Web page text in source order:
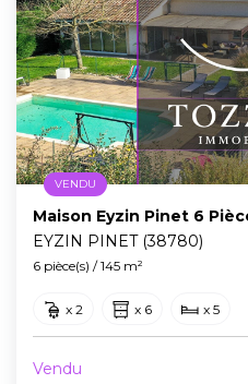
VENDU
EYZIN PINET (38780)
6 pièce(s) / 145 m²
x 2 x 6 x 5
Vendu